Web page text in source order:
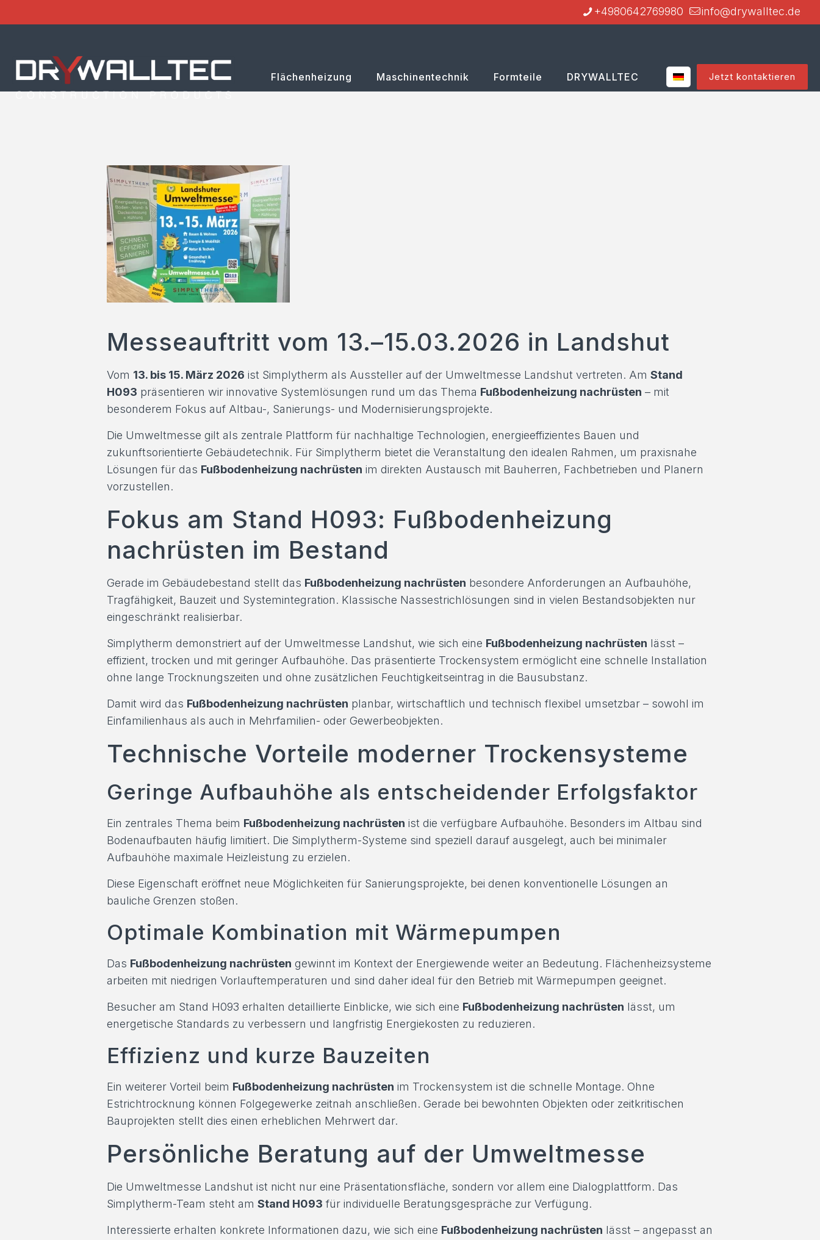
+4980642769980 info@drywalltec.de
Flächenheizung Maschinentechnik Formteile DRYWALLTEC Jetzt kontaktieren
Messeauftritt vom 13.–15.03.2026 in Landshut
Vom 13. bis 15. März 2026 ist Simplytherm als Aussteller auf der Umweltmesse Landshut vertreten. AmStand
H093 präsentieren wir innovative Systemlösungen rund um das Thema Fußbodenheizung nachrüsten – mit
besonderem Fokus auf Altbau-, Sanierungs- und Modernisierungsprojekte.
Die Umweltmesse gilt als zentrale Plattform für nachhaltige Technologien, energieeffizientes Bauen und
zukunftsorientierte Gebäudetechnik. Für Simplytherm bietet die Veranstaltung den idealen Rahmen, um praxisnahe
Lösungen für das Fußbodenheizung nachrüsten im direkten Austausch mit Bauherren, Fachbetrieben und Planern
vorzustellen.
Fokus am Stand H093: Fußbodenheizung
nachrüsten im Bestand
Gerade im Gebäudebestand stellt das Fußbodenheizung nachrüsten besondere Anforderungen an Aufbauhöhe,
Tragfähigkeit, Bauzeit und Systemintegration. Klassische Nassestrichlösungen sind in vielen Bestandsobjekten nur
eingeschränkt realisierbar.
Simplytherm demonstriert auf der Umweltmesse Landshut, wie sich eine Fußbodenheizung nachrüsten lässt –
effizient, trocken und mit geringer Aufbauhöhe. Das präsentierte Trockensystem ermöglicht eine schnelle Installation
ohne lange Trocknungszeiten und ohne zusätzlichen Feuchtigkeitseintrag in die Bausubstanz.
Damit wird das Fußbodenheizung nachrüsten planbar, wirtschaftlich und technisch flexibel umsetzbar – sowohl im
Einfamilienhaus als auch in Mehrfamilien- oder Gewerbeobjekten.
Technische Vorteile moderner Trockensysteme
Geringe Aufbauhöhe als entscheidender Erfolgsfaktor
Ein zentrales Thema beim Fußbodenheizung nachrüsten ist die verfügbare Aufbauhöhe. Besonders im Altbau sind
Bodenaufbauten häufig limitiert. Die Simplytherm-Systeme sind speziell darauf ausgelegt, auch bei minimaler
Aufbauhöhe maximale Heizleistung zu erzielen.
Diese Eigenschaft eröffnet neue Möglichkeiten für Sanierungsprojekte, bei denen konventionelle Lösungen an
bauliche Grenzen stoßen.
Optimale Kombination mit Wärmepumpen
Das Fußbodenheizung nachrüsten gewinnt im Kontext der Energiewende weiter an Bedeutung. Flächenheizsysteme
arbeiten mit niedrigen Vorlauftemperaturen und sind daher ideal für den Betrieb mit Wärmepumpen geeignet.
Besucher am Stand H093 erhalten detaillierte Einblicke, wie sich eine Fußbodenheizung nachrüsten lässt, um
energetische Standards zu verbessern und langfristig Energiekosten zu reduzieren.
Effizienz und kurze Bauzeiten
Ein weiterer Vorteil beim Fußbodenheizung nachrüsten im Trockensystem ist die schnelle Montage. Ohne
Estrichtrocknung können Folgegewerke zeitnah anschließen. Gerade bei bewohnten Objekten oder zeitkritischen
Bauprojekten stellt dies einen erheblichen Mehrwert dar.
Persönliche Beratung auf der Umweltmesse
Die Umweltmesse Landshut ist nicht nur eine Präsentationsfläche, sondern vor allem eine Dialogplattform. Das
Simplytherm-Team steht amStand H093 für individuelle Beratungsgespräche zur Verfügung.
Interessierte erhalten konkrete Informationen dazu, wie sich eine Fußbodenheizung nachrüsten lässt – angepasst an